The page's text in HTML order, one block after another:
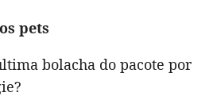
pets
bolacha do pacote por